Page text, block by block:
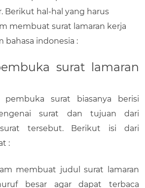
Berikut hal-hal yang harus
membuat surat lamaran kerja
bahasa indonesia :
surat lamaran
pembuka surat biasanya berisi
surat dan tujuan dari
tersebut. Berikut isi dari
:
membuat judul surat lamaran
besar agar dapat terbaca